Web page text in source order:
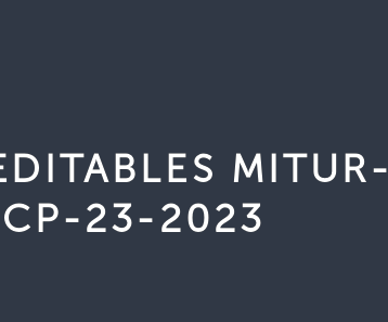
MITUR-
23-2023